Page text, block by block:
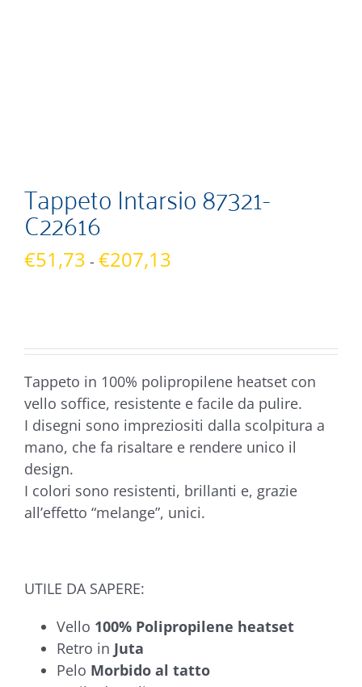
Tappeto Intarsio 87321-
C22616
€51,73 - €207,13
€207,13
Tappeto in 100% polipropilene heatset con
vello soffice, resistente e facile da pulire.
I disegni sono impreziositi dalla scolpitura a
mano, che fa risaltare e rendere unico il
design.
I colori sono resistenti, brillanti e, grazie
all’effetto “melange”, unici.
UTILE DA SAPERE:
Vello 100% Polipropilene heatset
Retro in Juta
Pelo Morbido al tatto